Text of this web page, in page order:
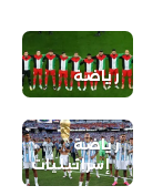
رياضة
رياضة
إسرائيليات